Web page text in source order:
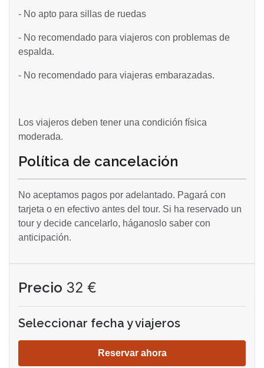
- No apto para sillas de ruedas
- No recomendado para viajeros con problemas de
espalda.
- No recomendado para viajeras embarazadas.
Los viajeros deben tener una condición física
moderada.
Política de cancelación
No aceptamos pagos por adelantado. Pagará con
tarjeta o en efectivo antes del tour. Si ha reservado un
tour y decide cancelarlo, háganoslo saber con
anticipación.
Precio 32 €
Seleccionar fecha y viajeros
Reservar ahora